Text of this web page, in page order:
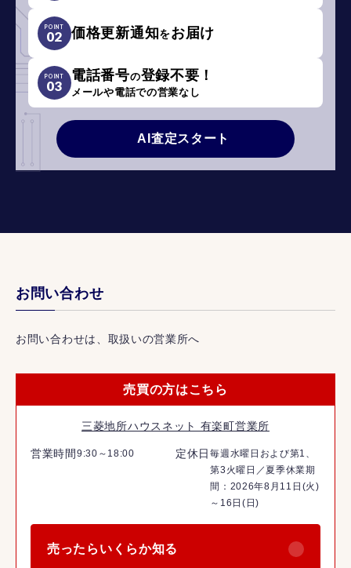
POINT
02 価格更新通知をお届け
POINT
03
電話番号の登録不要！
メールや電話での営業なし
AI査定スタート
お問い合わせ
お問い合わせは、取扱いの営業所へ
売買の方はこちら
三菱地所ハウスネット 有楽町営業所
営業時間 9:30～18:00 定休日毎週水曜日および第1、
第3火曜日／夏季休業期
間：2026年8月11日(火)
～16日(日)
売ったらいくらか知る